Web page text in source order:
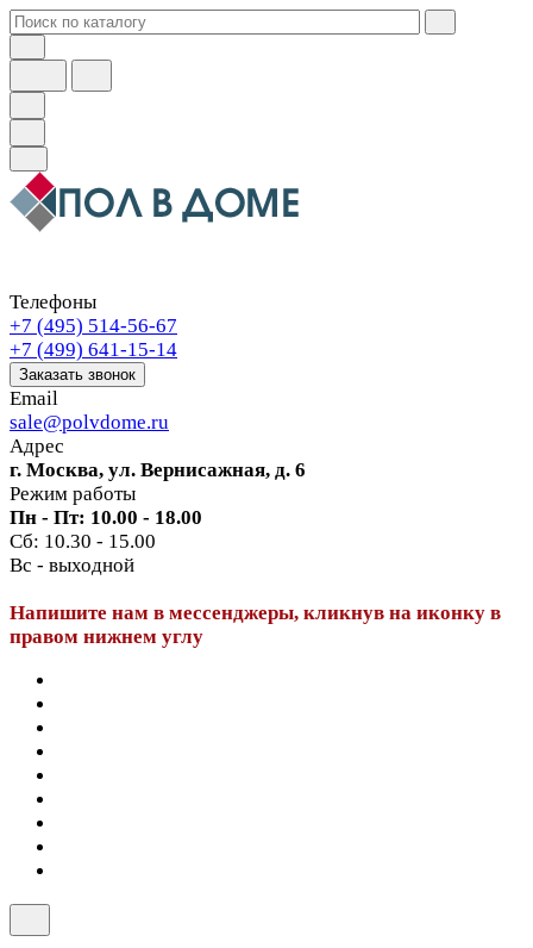
Телефоны
+7 (495) 514-56-67
+7 (499) 641-15-14
Заказать звонок
Email
sale@polvdome.ru
Адрес
г. Москва, ул. Вернисажная, д. 6
Режим работы
Пн - Пт: 10.00 - 18.00
Сб: 10.30 - 15.00
Вс - выходной
Напишите нам в мессенджеры, кликнув на иконку в
правом нижнем углу